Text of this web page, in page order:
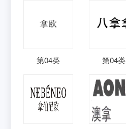
第04类 第04类